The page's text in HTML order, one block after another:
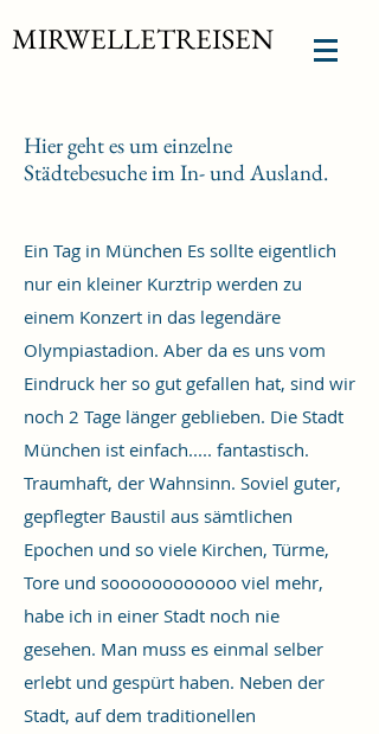
MIRWELLETREISEN
Hier geht es um einzelne
Städtebesuche im In- und Ausland.
Ein Tag in München Es sollte eigentlich
nur ein kleiner Kurztrip werden zu
einem Konzert in das legendäre
Olympiastadion. Aber da es uns vom
Eindruck her so gut gefallen hat, sind wir
noch 2 Tage länger geblieben. Die Stadt
München ist einfach..... fantastisch.
Traumhaft, der Wahnsinn. Soviel guter,
gepflegter Baustil aus sämtlichen
Epochen und so viele Kirchen, Türme,
Tore und soooooooooooo viel mehr,
habe ich in einer Stadt noch nie
gesehen. Man muss es einmal selber
erlebt und gespürt haben. Neben der
Stadt, auf dem traditionellen